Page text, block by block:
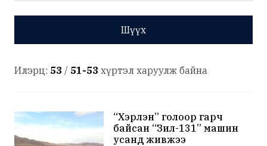
Шүүх
Илэрц: 53 / 51-53 хүртэл харуулж байна
“Хэрлэн” голоор гарч
байсан “Зил-131” машин
усанд живжээ